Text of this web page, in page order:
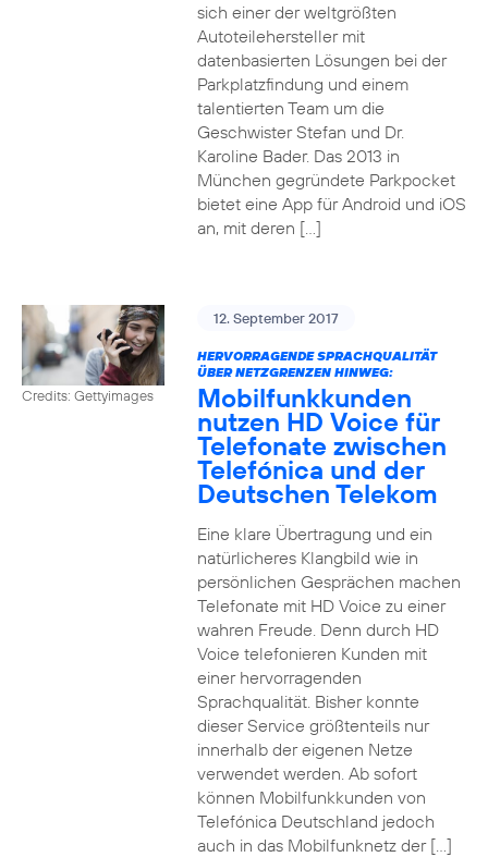
sich einer der weltgrößten
Autoteilehersteller mit
datenbasierten Lösungen bei der
Parkplatzfindung und einem
talentierten Team um die
Geschwister Stefan und Dr.
Karoline Bader. Das 2013 in
München gegründete Parkpocket
bietet eine App für Android und iOS
an, mit deren […]
Credits: Gettyimages
12. September 2017
HERVORRAGENDE SPRACHQUALITÄT
ÜBER NETZGRENZEN HINWEG:
Mobilfunkkunden
nutzen HD Voice für
Telefonate zwischen
Telefónica und der
Deutschen Telekom
Eine klare Übertragung und ein
natürlicheres Klangbild wie in
persönlichen Gesprächen machen
Telefonate mit HD Voice zu einer
wahren Freude. Denn durch HD
Voice telefonieren Kunden mit
einer hervorragenden
Sprachqualität. Bisher konnte
dieser Service größtenteils nur
innerhalb der eigenen Netze
verwendet werden. Ab sofort
können Mobilfunkkunden von
Telefónica Deutschland jedoch
auch in das Mobilfunknetz der […]